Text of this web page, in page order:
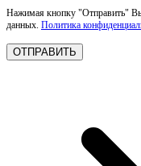
Нажимая кнопку "Отправить" Вы
данных. Политика